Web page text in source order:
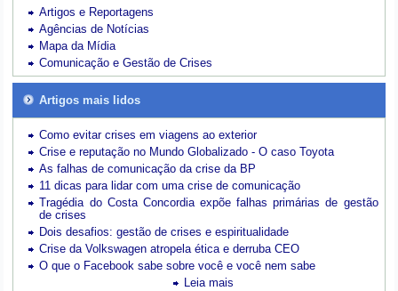
Artigos e Reportagens
Agências de Notícias
Mapa da Mídia
Comunicação e Gestão de Crises
Artigos mais lidos
Como evitar crises em viagens ao exterior
Crise e reputação no Mundo Globalizado - O caso Toyota
As falhas de comunicação da crise da BP
11 dicas para lidar com uma crise de comunicação
Tragédia do Costa Concordia expõe falhas primárias de gestão
de crises
Dois desafios: gestão de crises e espiritualidade
Crise da Volkswagen atropela ética e derruba CEO
O que o Facebook sabe sobre você e você nem sabe
Leia mais